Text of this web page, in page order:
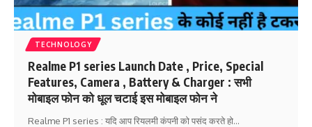
TECHNOLOGY
Realme P1 series Launch Date , Price, Special
Features, Camera , Battery & Charger : सभी
मोबाइल फोन को धूल चटाई इस मोबाइल फोन ने
Realme P1 series : यदि आप रियलमी कंपनी को पसंद करते हो…